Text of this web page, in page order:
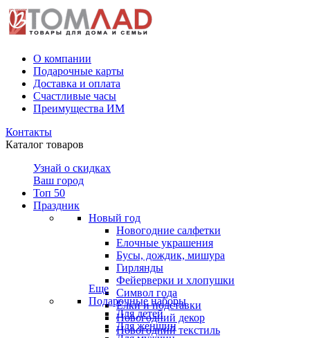
О компании
Подарочные карты
Доставка и оплата
Счастливые часы
Преимущества ИМ
Контакты
Каталог товаров
Узнай о скидках
Ваш город
Топ 50
Праздник
Новый год
Новогодние салфетки
Елочные украшения
Бусы, дождик, мишура
Гирлянды
Фейерверки и хлопушки
Символ года
Ёлки и подставки
Новогодний декор
Новогодний текстиль
Еще
Подарочные наборы
Для детей
Для женщин